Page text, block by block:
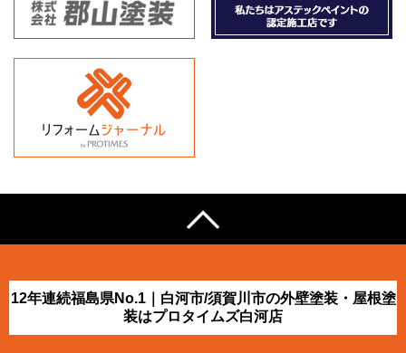
12年連続福島県No.1｜白河市/須賀川市の外壁塗装・屋根塗
装はプロタイムズ白河店